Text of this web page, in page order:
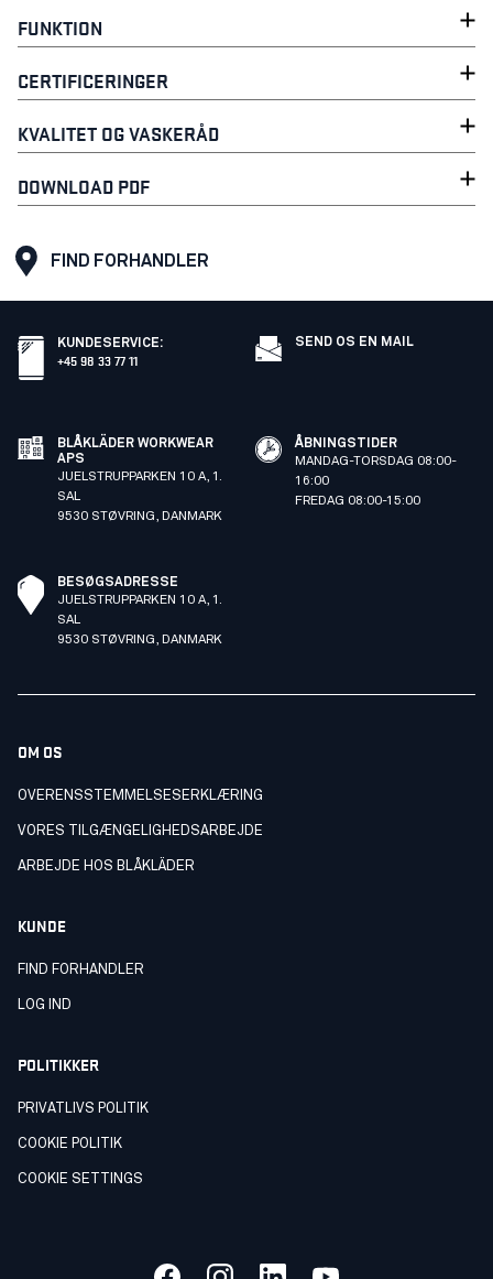
FUNKTION
CERTIFICERINGER
KVALITET OG VASKERÅD
DOWNLOAD PDF
FIND FORHANDLER
KUNDESERVICE:
+45 98 33 77 11
SEND OS EN MAIL
BLÅKLÄDER WORKWEAR
APS
JUELSTRUPPARKEN 10 A, 1.
SAL
9530 STØVRING, DANMARK
ÅBNINGSTIDER
MANDAG-TORSDAG 08:00-
16:00
FREDAG 08:00-15:00
BESØGSADRESSE
JUELSTRUPPARKEN 10 A, 1.
SAL
9530 STØVRING, DANMARK
OM OS
OVERENSSTEMMELSESERKLÆRING
VORES TILGÆNGELIGHEDSARBEJDE
ARBEJDE HOS BLÅKLÄDER
KUNDE
FIND FORHANDLER
LOG IND
POLITIKKER
PRIVATLIVS POLITIK
COOKIE POLITIK
COOKIE SETTINGS